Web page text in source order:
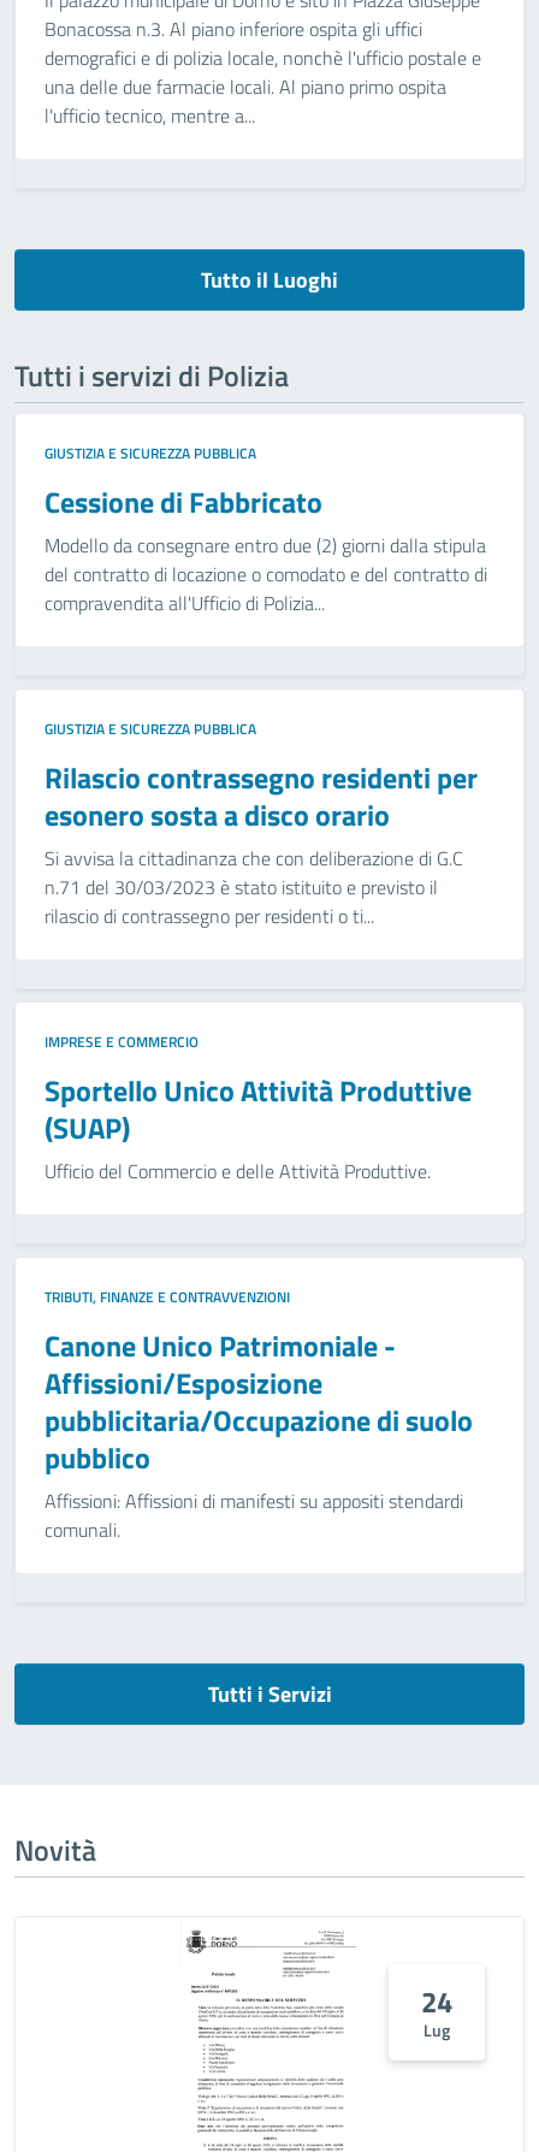
Bonacossa n.3. Al piano inferiore ospita gli uffici
demografici e di polizia locale, nonchè l'ufficio postale e
una delle due farmacie locali. Al piano primo ospita
l'ufficio tecnico, mentre a...
Tutto il Luoghi
Tutti i servizi di Polizia
GIUSTIZIA E SICUREZZA PUBBLICA
Cessione di Fabbricato
Modello da consegnare entro due (2) giorni dalla stipula
del contratto di locazione o comodato e del contratto di
compravendita all'Ufficio di Polizia...
GIUSTIZIA E SICUREZZA PUBBLICA
Rilascio contrassegno residenti per
esonero sosta a disco orario
Si avvisa la cittadinanza che con deliberazione di G.C
n.71 del 30/03/2023 è stato istituito e previsto il
rilascio di contrassegno per residenti o ti...
IMPRESE E COMMERCIO
Sportello Unico Attività Produttive
(SUAP)
Ufficio del Commercio e delle Attività Produttive.
TRIBUTI, FINANZE E CONTRAVVENZIONI
Canone Unico Patrimoniale -
Affissioni/Esposizione
pubblicitaria/Occupazione di suolo
pubblico
Affissioni: Affissioni di manifesti su appositi stendardi
comunali.
Tutti i Servizi
Novità
24
Lug